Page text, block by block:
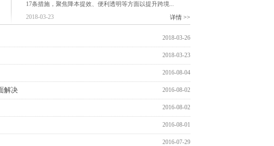
17条措施，聚焦降本提效、便利透明等方面以提升跨境...
详情 >>
2018-03-23
2018-03-26
2018-03-23
2016-08-04
2016-08-02
解决
2016-08-02
2016-08-01
2016-07-29